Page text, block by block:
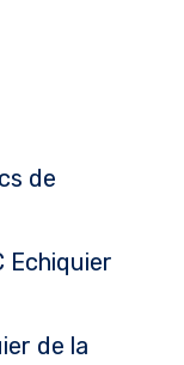
de
Echiquier
de la